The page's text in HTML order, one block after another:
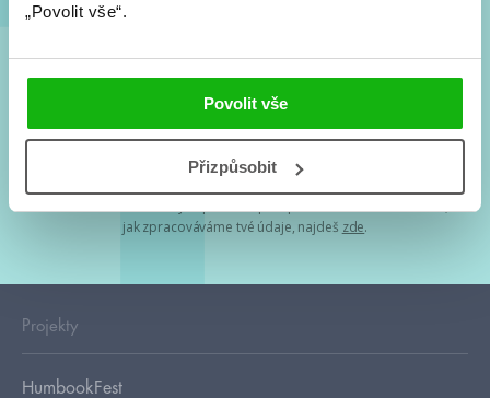
„Povolit vše“.
Povolit vše
Přizpůsobit
Souhlasím spodmínkami zpracování osobních údajů
Tvá e-mailová adresa je u nás v bezpečí. Přečti si
jak zpracováváme tvé údaje, najdeš zde.
Projekty
HumbookFest